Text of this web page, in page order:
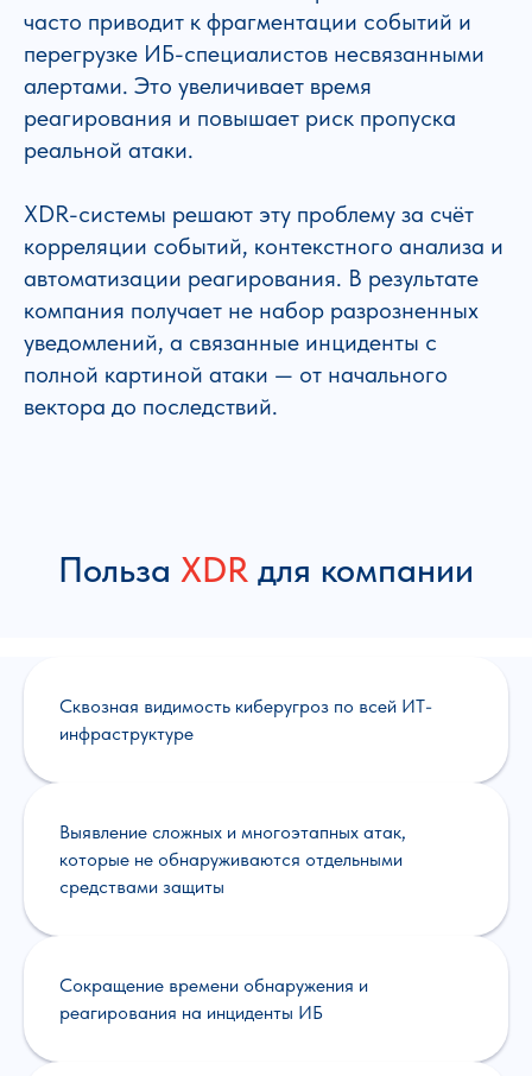
часто приводит к фрагментации событий и
перегрузке ИБ-специалистов несвязанными
алертами. Это увеличивает время
реагирования и повышает риск пропуска
реальной атаки.
XDR-системы решают эту проблему за счёт
корреляции событий, контекстного анализа и
автоматизации реагирования. В результате
компания получает не набор разрозненных
уведомлений, а связанные инциденты с
полной картиной атаки — от начального
вектора до последствий.
Польза XDR для компании
Cквозная видимость киберугроз по всей ИТ-
инфраструктуре
Выявление сложных и многоэтапных атак,
которые не обнаруживаются отдельными
средствами защиты
Сокращение времени обнаружения и
реагирования на инциденты ИБ